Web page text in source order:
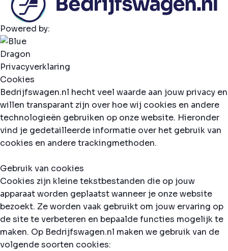
Powered by:
Privacyverklaring
Cookies
Bedrijfswagen.nl hecht veel waarde aan jouw privacy en
willen transparant zijn over hoe wij cookies en andere
technologieën gebruiken op onze website. Hieronder
vind je gedetailleerde informatie over het gebruik van
cookies en andere trackingmethoden.
Gebruik van cookies
Cookies zijn kleine tekstbestanden die op jouw
apparaat worden geplaatst wanneer je onze website
bezoekt. Ze worden vaak gebruikt om jouw ervaring op
de site te verbeteren en bepaalde functies mogelijk te
maken. Op Bedrijfswagen.nl maken we gebruik van de
volgende soorten cookies: